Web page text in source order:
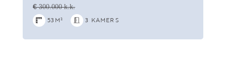
€ 300.000 k.k.
53M² 3 KAMERS